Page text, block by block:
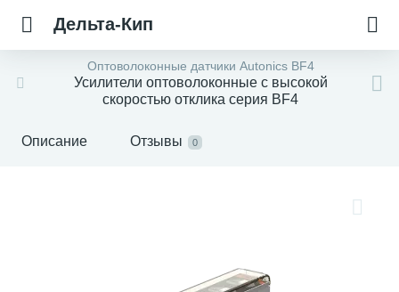
Дельта-Кип
Оптоволоконные датчики Autonics BF4
Усилители оптоволоконные с высокой
скоростью отклика серия BF4
Описание Отзывы 0